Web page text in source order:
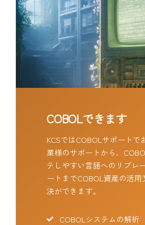
COBOLできます
KCSではCOBOLサポートで
業様のサポートから、
テしやすい言語へのリプレ
ートまでCOBOL資産の活用
決ができます。
COBOLシステムの解析